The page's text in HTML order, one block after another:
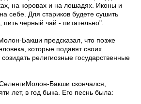
на коровах и на лошадях. Иконы и
себе. Для стариков будете сушить
черный чай - питательно".
Бакши предсказал, что позже
которые подавят своих
религиозные государственные
Бакши скончался,
лет, в год быка. Его песнь была: